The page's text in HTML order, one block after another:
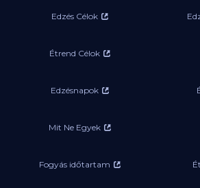
Edzés Célok
Étrend Célok
Edzésnapok
Mit Ne Egyek
Fogyás időtartam